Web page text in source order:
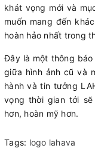
khát vọng mới và
muốn mang đến
hoàn hảo nhất trong
Đây là một thông
giữa hình ảnh cũ và
hành và tin tưởng
vọng thời gian tới
hơn, hoàn mỹ hơn.
Tags: logo lahava